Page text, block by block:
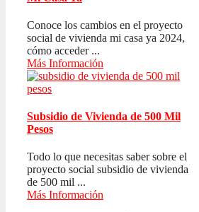
Conoce los cambios en el proyecto
social de vivienda mi casa ya 2024,
cómo acceder ...
Más Información
Subsidio de Vivienda de 500 Mil
Pesos
Todo lo que necesitas saber sobre el
proyecto social subsidio de vivienda
de 500 mil ...
Más Información